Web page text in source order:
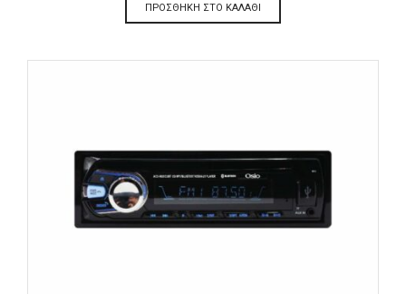
ΠΡΟΣΘΉΚΗ ΣΤΟ ΚΑΛΆΘΙ